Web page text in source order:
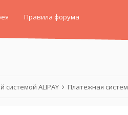
Правила форума
системой ALIPAY Платежная